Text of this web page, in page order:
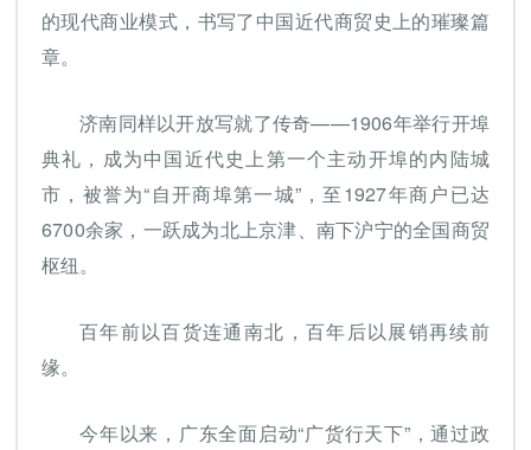
的现代商业模式，书写了中国近代商贸史上的璀璨篇
章。
济南同样以开放写就了传奇——1906年举行开埠
典礼，成为中国近代史上第一个主动开埠的内陆城
市，被誉为“自开商埠第一城”，至1927年商户已达
6700余家，一跃成为北上京津、南下沪宁的全国商贸
枢纽。
百年前以百货连通南北，百年后以展销再续前
缘。
今年以来，广东全面启动“广货行天下”，通过政